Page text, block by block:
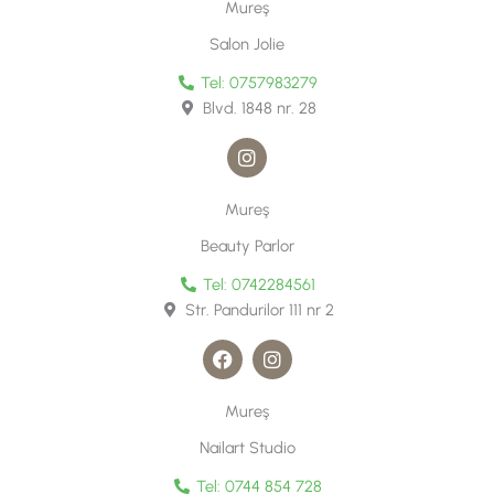
g
a
m
Mureş
Salon Jolie
Tel: 0757983279
Blvd. 1848 nr. 28
I
n
t
g
a
m
Mureş
Beauty Parlor
Tel: 0742284561
Str. Pandurilor 111 nr 2
F
a
e
o
k
I
n
g
a
Mureş
Nailart Studio
Tel: 0744 854 728